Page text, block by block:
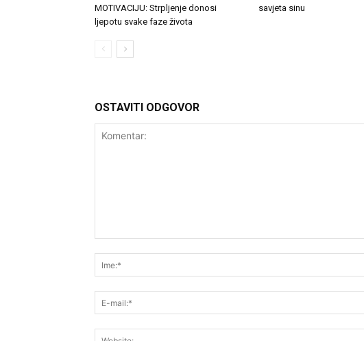
MOTIVACIJU: Strpljenje donosi
ljepotu svake faze života
savjeta sinu
OSTAVITI ODGOVOR